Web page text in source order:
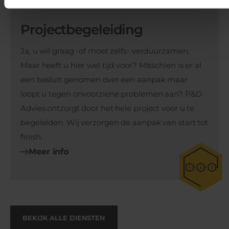
Projectbegeleiding
Ja, u wil graag -of moet zelfs- verduurzamen.
Maar heeft u hier wel tijd voor? Misschien is er al
een besluit genomen over een aanpak maar
loopt u tegen onvoorziene problemen aan? P&D
Advies ontzorgt door het hele project voor u te
begeleiden. Wij verzorgen de aanpak van start tot
finish.
Meer info
BEKIJK ALLE DIENSTEN